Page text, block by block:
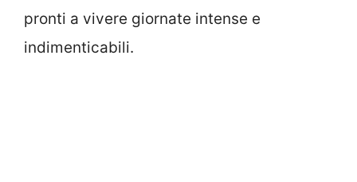
pronti a vivere giornate intense e
indimenticabili.